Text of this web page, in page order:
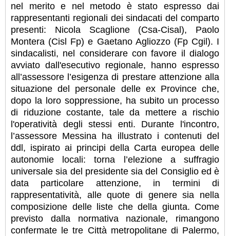
nel merito e nel metodo è stato espresso dai
rappresentanti regionali dei sindacati del comparto
presenti: Nicola Scaglione (Csa-Cisal), Paolo
Montera (Cisl Fp) e Gaetano Agliozzo (Fp Cgil). I
sindacalisti, nel considerare con favore il dialogo
avviato dall'esecutivo regionale, hanno espresso
all’assessore l’esigenza di prestare attenzione alla
situazione del personale delle ex Province che,
dopo la loro soppressione, ha subito un processo
di riduzione costante, tale da mettere a rischio
l'operatività degli stessi enti. Durante l'incontro,
l’assessore Messina ha illustrato i contenuti del
ddl, ispirato ai principi della Carta europea delle
autonomie locali: torna l’elezione a suffragio
universale sia del presidente sia del Consiglio ed è
data particolare attenzione, in termini di
rappresentatività, alle quote di genere sia nella
composizione delle liste che della giunta. Come
previsto dalla normativa nazionale, rimangono
confermate le tre Città metropolitane di Palermo,